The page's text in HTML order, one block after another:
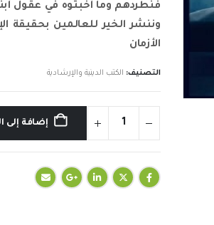
فنطردهم وما أخبثوه في عقول
وننشر الخير للعالمين بحقيقة
الأزمان
التصنيف: الكتب الدينية والإرشادية
إضافة إلى